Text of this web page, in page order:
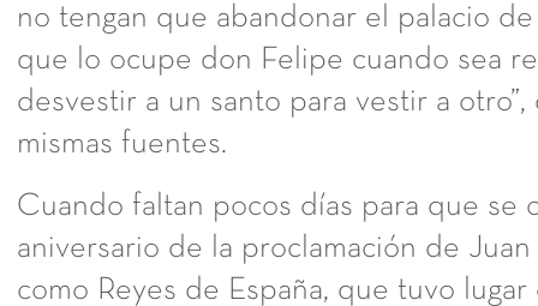
no tengan que abandonar el palacio
que lo ocupe don Felipe cuando sea
desvestir a un santo para vestir a otro”,
mismas fuentes.
Cuando faltan pocos días para que se
aniversario de la proclamación de
como Reyes de España, que tuvo